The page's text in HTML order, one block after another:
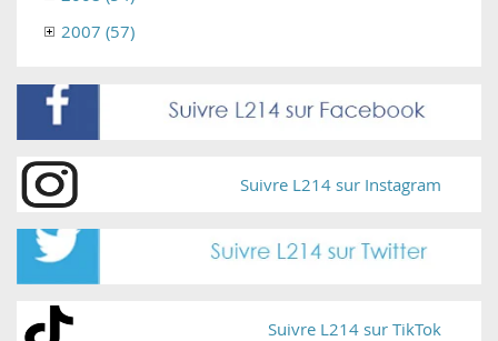
2007 (57)
Suivre L214 sur Instagram
Suivre L214 sur TikTok